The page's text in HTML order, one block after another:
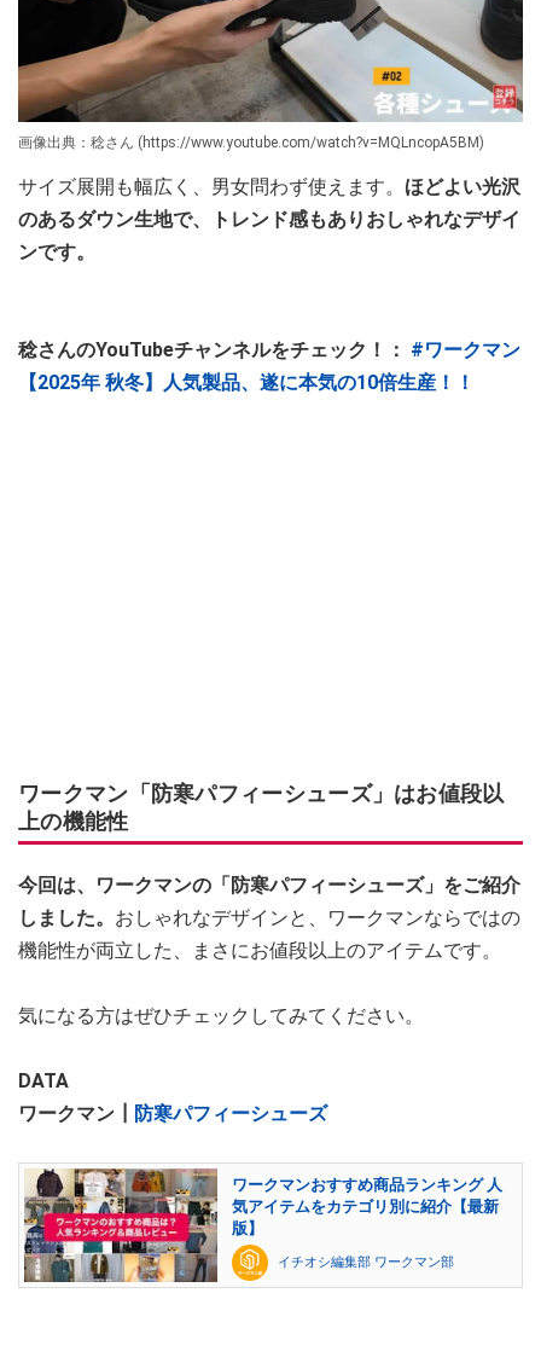
画像出典：稔さん (https://www.youtube.com/watch?v=MQLncopA5BM)
サイズ展開も幅広く、男女問わず使えます。 ほどよい光沢
のあるダウン生地で、トレンド感もありおしゃれなデザイ
ンです。
稔さんのYouTubeチャンネルをチェック！： #ワークマン
【2025年 秋冬】人気製品、遂に本気の10倍生産！！
ワークマン「防寒パフィーシューズ」はお値段以
上の機能性
今回は、ワークマンの「防寒パフィーシューズ」をご紹介
しました。 おしゃれなデザインと、ワークマンならではの
機能性が両立した、まさにお値段以上のアイテムです。
気になる方はぜひチェックしてみてください。
DATA
ワークマン┃
防寒パフィーシューズ
ワークマンおすすめ商品ランキング 人
気アイテムをカテゴリ別に紹介【最新
版】
イチオシ編集部 ワークマン部